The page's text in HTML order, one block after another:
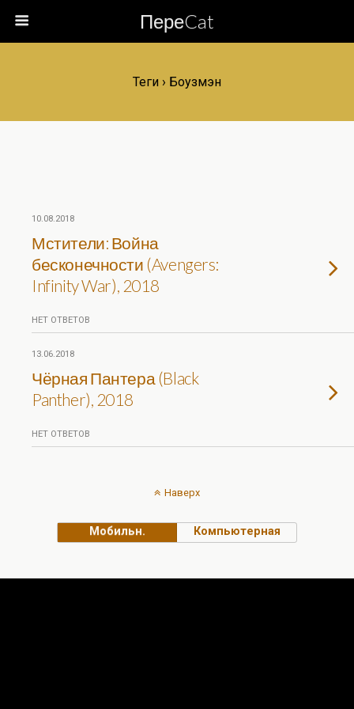
ПереCat
Теги › Боузмэн
10.08.2018
Мстители: Война
бесконечности (Avengers:
Infinity War), 2018
НЕТ ОТВЕТОВ
13.06.2018
Чёрная Пантера (Black
Panther), 2018
НЕТ ОТВЕТОВ
Наверх
Мобильн. Компьютерная